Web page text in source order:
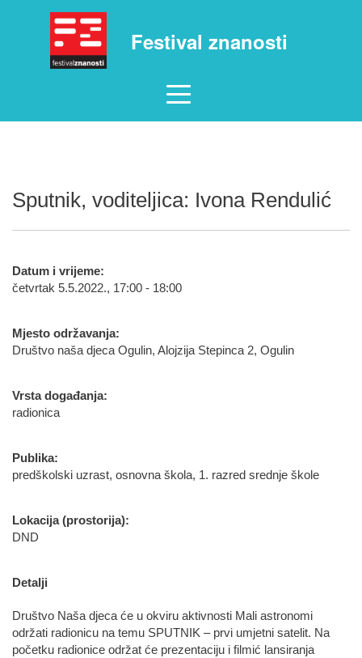
Festival znanosti
Sputnik, voditeljica: Ivona Rendulić
Datum i vrijeme:
četvrtak 5.5.2022., 17:00 - 18:00
Mjesto održavanja:
Društvo naša djeca Ogulin, Alojzija Stepinca 2, Ogulin
Vrsta događanja:
radionica
Publika:
predškolski uzrast, osnovna škola, 1. razred srednje škole
Lokacija (prostorija):
DND
Detalji
Društvo Naša djeca će u okviru aktivnosti Mali astronomi
održati radionicu na temu SPUTNIK – prvi umjetni satelit. Na
početku radionice održat će prezentaciju i filmić lansiranja